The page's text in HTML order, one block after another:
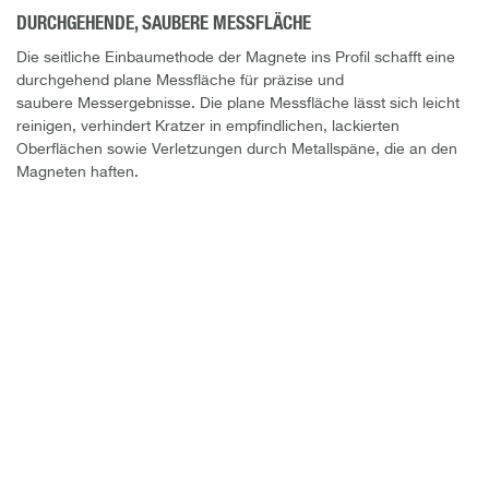
DURCHGEHENDE, SAUBERE MESSFLÄCHE
Die seitliche Einbaumethode der Magnete ins Profil schafft eine
durchgehend plane Messfläche für präzise und
saubere Messergebnisse. Die plane Messfläche lässt sich leicht
reinigen, verhindert Kratzer in empfindlichen, lackierten
Oberflächen sowie Verletzungen durch Metallspäne, die an den
Magneten haften.